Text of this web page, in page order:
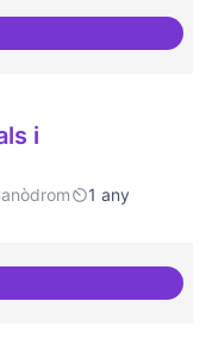
de col·laboració
i
1 any
a projectes digitals i